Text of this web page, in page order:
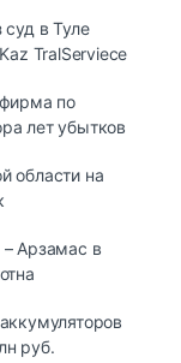
в Туле
TralServiece
по
лет убытков
области на
Арзамас в
руб.